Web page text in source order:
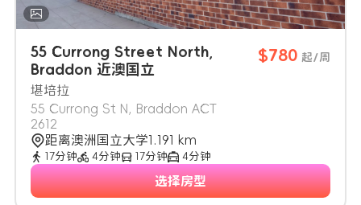
55 Currong Street North,
Braddon 近澳国立
堪培拉
55 Currong St N, Braddon ACT
2612
$780 起/周
距离澳洲国立大学1.191 km
17分钟 4分钟 17分钟 4分钟
选择房型